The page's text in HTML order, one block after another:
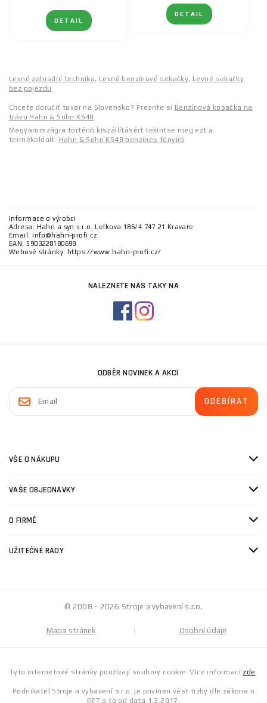
DETAIL
DETAIL
Levné zahradní technika, Levné benzínové sekačky, Levné sekačky
bez pojezdu
Chcete doručiť tovar na Slovensko? Prezrite si Benzínová kosačka na
trávu Hahn & Sohn KS48
Magyarországra történő kiszállításért tekintse meg ezt a
termékoldalt: Hahn & Sohn KS48 benzines fűnyíró
Informace o výrobci
Adresa: Hahn a syn s.r.o. Lelkova 186/4 747 21 Kravaře
Email: info@hahn-profi.cz
EAN: 5903228180699
Webové stránky: https://www.hahn-profi.cz/
NALEZNETE NÁS TAKY NA
ODBĚR NOVINEK A AKCÍ
VŠE O NÁKUPU
VAŠE OBJEDNÁVKY
O FIRMĚ
UŽITEČNÉ RADY
© 2008 - 2026 Stroje a vybavení s.r.o.
Mapa stránek Osobní údaje
Tyto internetové stránky používají soubory cookie. Více informací zde .
Podnikatel Stroje a vybavení s.r.o. je povinen vést tržby dle zákona o
EET a to od data 1.3.2017.